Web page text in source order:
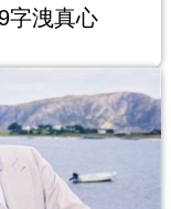
字洩真心